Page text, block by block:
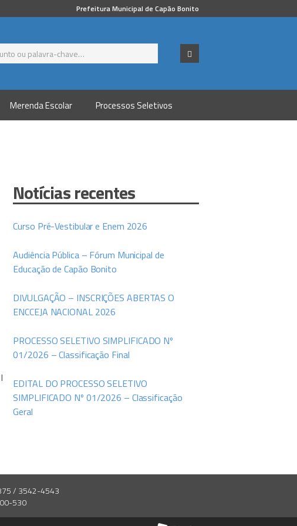
Prefeitura Municipal de Capão Bonito
Merenda Escolar Processos Seletivos
Notícias recentes
Curso Pré-Vestibular e Enem 2026
Audiência Pública – Fórum Municipal de
Educação de Capão Bonito
DIVULGAÇÃO – INSCRIÇÕES ABERTAS O
ENCCEJA NACIONAL 2026
PROCESSO SELETIVO SIMPLIFICADO Nº
01/2026 – Classificação Final
EDITAL DO PROCESSO SELETIVO
SIMPLIFICADO Nº 01/2026 – Classificação
Geral
/ 3542-4543
530